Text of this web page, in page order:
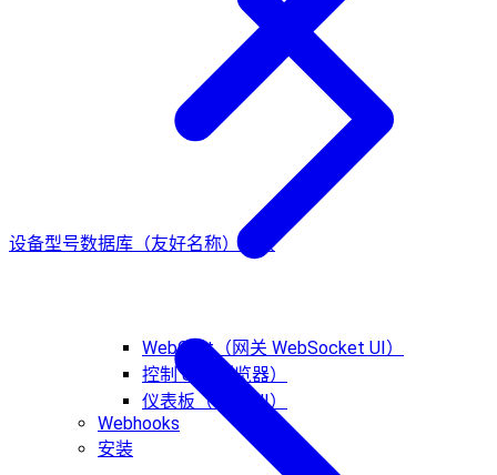
WebChat（网关 WebSocket UI）
控制 UI（浏览器）
仪表板（控制 UI）
Webhooks
安装
设备型号数据库（友好名称） 投票